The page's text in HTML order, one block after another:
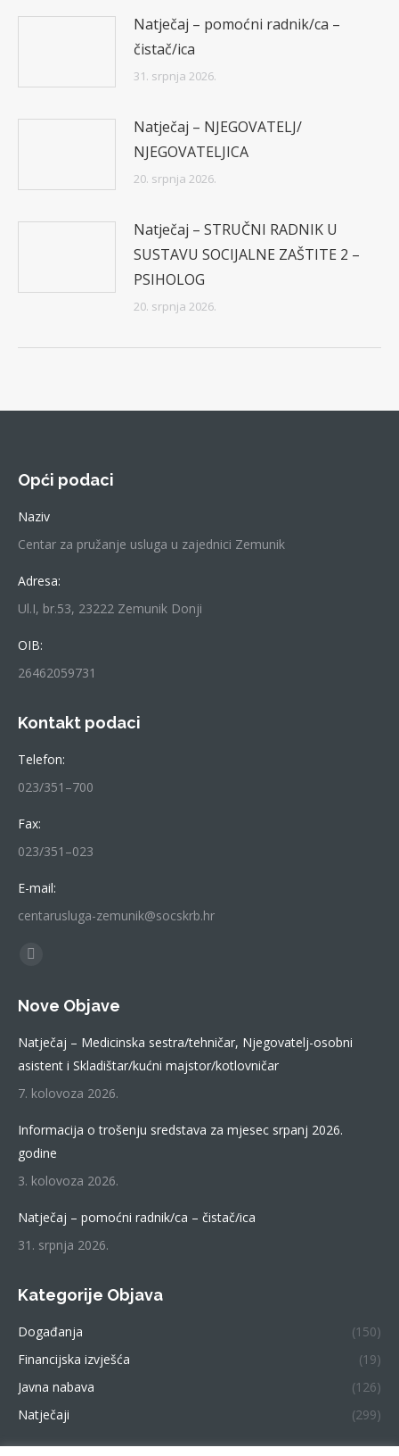
Natječaj – pomoćni radnik/ca –
čistač/ica
31. srpnja 2026.
Natječaj – NJEGOVATELJ/
NJEGOVATELJICA
20. srpnja 2026.
Natječaj – STRUČNI RADNIK U
SUSTAVU SOCIJALNE ZAŠTITE 2 –
PSIHOLOG
20. srpnja 2026.
Opći podaci
Naziv
Centar za pružanje usluga u zajednici Zemunik
Adresa:
Ul.I, br.53, 23222 Zemunik Donji
OIB:
26462059731
Kontakt podaci
Telefon:
023/351–700
Fax:
023/351–023
E-mail:
centarusluga-zemunik@socskrb.hr
Find us on:
Facebook
opens
Nove Objave
Natječaj – Medicinska sestra/tehničar, Njegovatelj-osobni
asistent i Skladištar/kućni majstor/kotlovničar
7. kolovoza 2026.
Informacija o trošenju sredstava za mjesec srpanj 2026.
godine
3. kolovoza 2026.
Natječaj – pomoćni radnik/ca – čistač/ica
31. srpnja 2026.
Kategorije Objava
Događanja
(150)
Financijska izvješća
(19)
Javna nabava
(126)
Natječaji
(299)